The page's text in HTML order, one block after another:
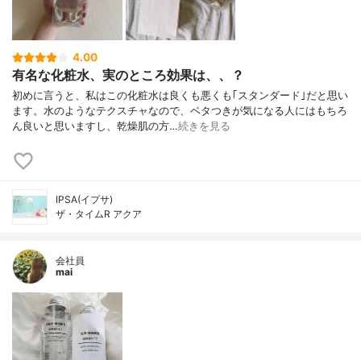
4.00
有名な化粧水、実のところ効果は、、？
初めに言うと、私はこの化粧水は良くも悪くも｢スタンダード｣だと思い
ます。水のようなテクスチャなので、ベタつきが気になる人にはもちろ
ん良いと思いますし、乾燥肌の方…続きを見る
IPSA(イプサ)
ザ・タイムR アクア
会社員
mai